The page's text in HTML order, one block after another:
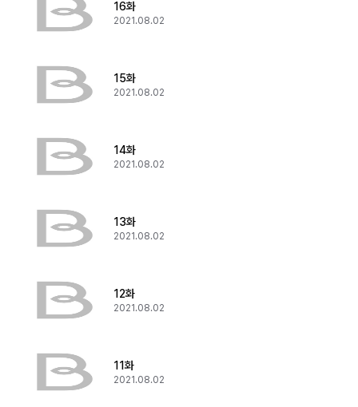
16화
2021.08.02
15화
2021.08.02
14화
2021.08.02
13화
2021.08.02
12화
2021.08.02
11화
2021.08.02